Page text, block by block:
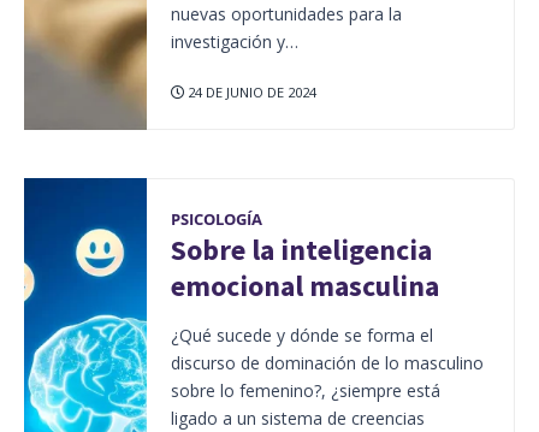
nuevas oportunidades para la
investigación y…
24 DE JUNIO DE 2024
PSICOLOGÍA
Sobre la inteligencia
emocional masculina
¿Qué sucede y dónde se forma el
discurso de dominación de lo masculino
sobre lo femenino?, ¿siempre está
ligado a un sistema de creencias